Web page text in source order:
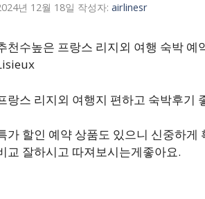
년 12월 18일 작성자: airlinesr
천수높은 프랑스 리지외 여행 숙박
랑스 리지외 여행지 편하고 숙박후기
가 할인 예약 상품도 있으니 신중하
교 잘하시고 따져보시는게좋아요.